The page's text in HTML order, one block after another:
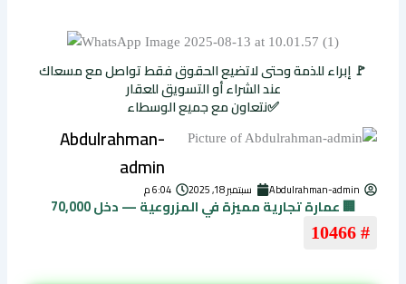
🚩 إبراء للذمة وحتى لاتضيع الحقوق فقط تواصل مع مسعاك
عند الشراء أو التسويق للعقار
✅نتعاون مع جميع الوسطاء
Abdulrahman-
admin
Abdulrahman-admin سبتمبر 18, 2025 6:04 م
🏢 عمارة تجارية مميزة في المزروعية — دخل 70,000
# 10466